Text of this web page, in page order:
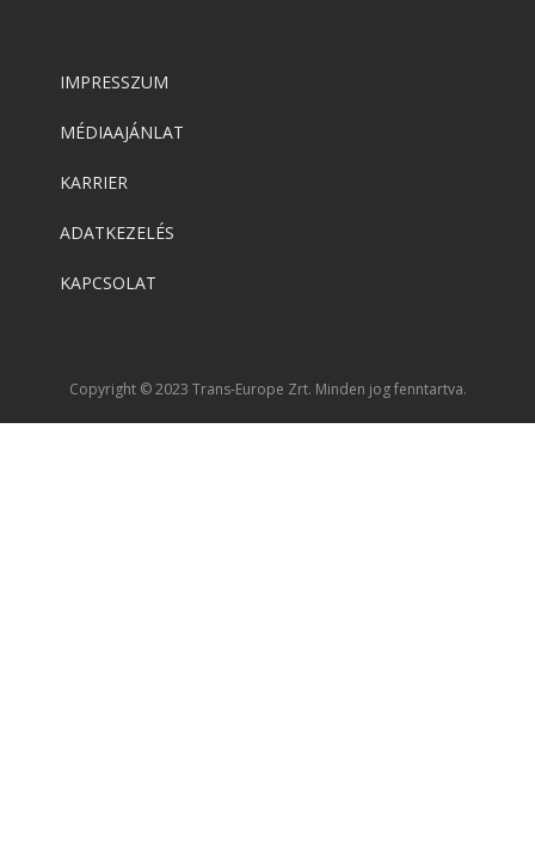
IMPRESSZUM
MÉDIAAJÁNLAT
KARRIER
ADATKEZELÉS
KAPCSOLAT
Copyright © 2023 Trans-Europe Zrt. Minden jog fenntartva.